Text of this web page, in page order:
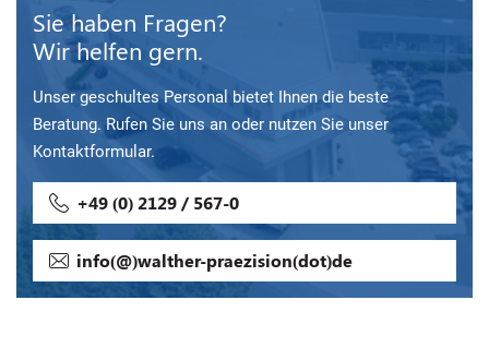
Sie haben Fragen?
Wir helfen gern.
Unser geschultes Personal bietet Ihnen die beste
Beratung. Rufen Sie uns an oder nutzen Sie unser
Kontaktformular.
+49 (0) 2129 / 567-0
info(@)walther-praezision(dot)de